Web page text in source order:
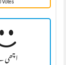
Votes